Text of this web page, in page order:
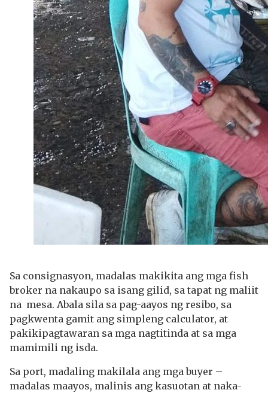
Sa consignasyon, madalas makikita ang mga fish
broker na nakaupo sa isang gilid, sa tapat ng maliit
na mesa. Abala sila sa pag-aayos ng resibo, sa
pagkwenta gamit ang simpleng calculator, at
pakikipagtawaran sa mga nagtitinda at sa mga
mamimili ng isda.
Sa port, madaling makilala ang mga buyer –
madalas maayos, malinis ang kasuotan at naka-